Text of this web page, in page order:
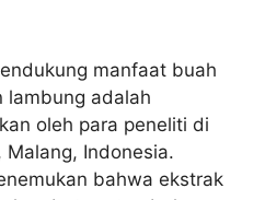
manfaat buah
lambung adalah
oleh para peneliti di
Indonesia.
bahwa ekstrak